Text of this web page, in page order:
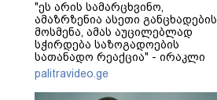
"ეს არის სამარცხვინო,
ამაზრზენია ასეთი განცხადების
მოსმენა, ამას აუცილებლად
სჭირდება საზოგადოების
სათანადო რეაქცია" - ირაკლი
კობახიძე
palitravideo.ge